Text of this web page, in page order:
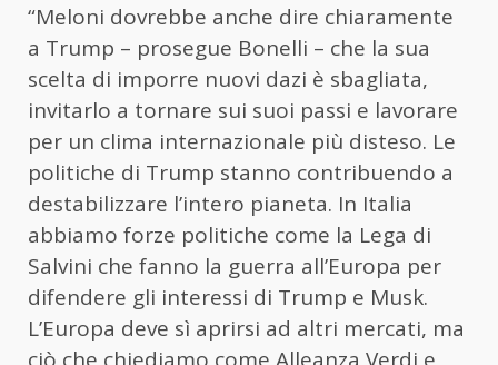
“Meloni dovrebbe anche dire chiaramente
a Trump – prosegue Bonelli – che la sua
scelta di imporre nuovi dazi è sbagliata,
invitarlo a tornare sui suoi passi e lavorare
per un clima internazionale più disteso. Le
politiche di Trump stanno contribuendo a
destabilizzare l’intero pianeta. In Italia
abbiamo forze politiche come la Lega di
Salvini che fanno la guerra all’Europa per
difendere gli interessi di Trump e Musk.
L’Europa deve sì aprirsi ad altri mercati, ma